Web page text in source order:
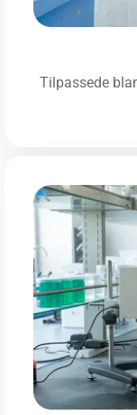
Tilpassede